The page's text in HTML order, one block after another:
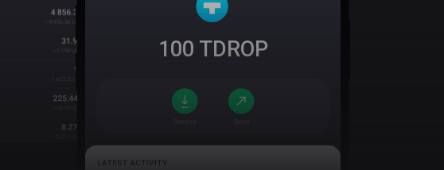
100 TDROP